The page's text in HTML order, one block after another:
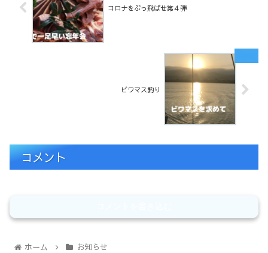
コロナをぶっ飛ばせ第４弾
ビワマス釣り
コメント
ホーム お知らせ